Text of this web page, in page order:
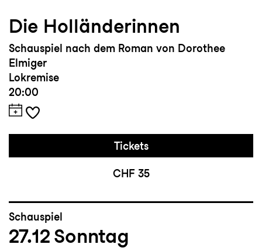
Die Holländerinnen
Schauspiel nach dem Roman von Dorothee
Elmiger
Lokremise
20:00
Tickets
CHF 35
Schauspiel
27.12 Sonntag